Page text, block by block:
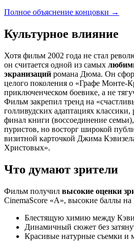
Полное объяснение концовки →
Культурное влияние
Хотя фильм 2002 года не стал
он считается одной из самых
экранизаций романа Дюма. Он
целого поколения о «Графе Монте-
приключенческом боевике, а не
Фильм закрепил тренд на
голливудских адаптациях
финал книги (воссоединение
пуристов, но восторг широкой
визитной карточкой Джима
Христовых».
Что думают зрители
Фильм получил высокие оценки
CinemaScore «A», высокие баллы
Блестящую химию между
Динамичный сюжет без
Красивые натурные съемки и